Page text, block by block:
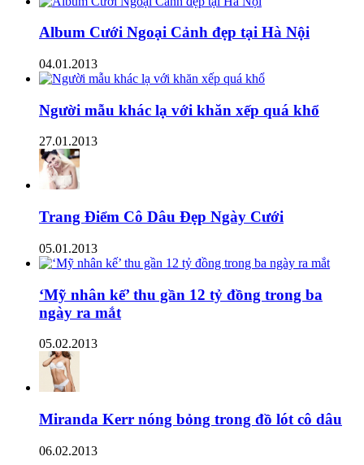
Album Cưới Ngoại Cảnh đẹp tại Hà Nội
04.01.2013
Người mẫu khác lạ với khăn xếp quá khổ
27.01.2013
Trang Điểm Cô Dâu Đẹp Ngày Cưới
05.01.2013
‘Mỹ nhân kế’ thu gần 12 tỷ đồng trong ba
ngày ra mắt
05.02.2013
Miranda Kerr nóng bỏng trong đồ lót cô dâu
06.02.2013